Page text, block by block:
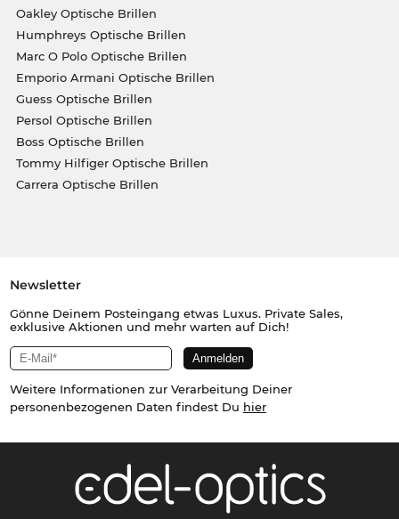
Oakley Optische Brillen
Humphreys Optische Brillen
Marc O Polo Optische Brillen
Emporio Armani Optische Brillen
Guess Optische Brillen
Persol Optische Brillen
Boss Optische Brillen
Tommy Hilfiger Optische Brillen
Carrera Optische Brillen
Newsletter
Gönne Deinem Posteingang etwas Luxus. Private Sales,
exklusive Aktionen und mehr warten auf Dich!
Weitere Informationen zur Verarbeitung Deiner
personenbezogenen Daten findest Du hier